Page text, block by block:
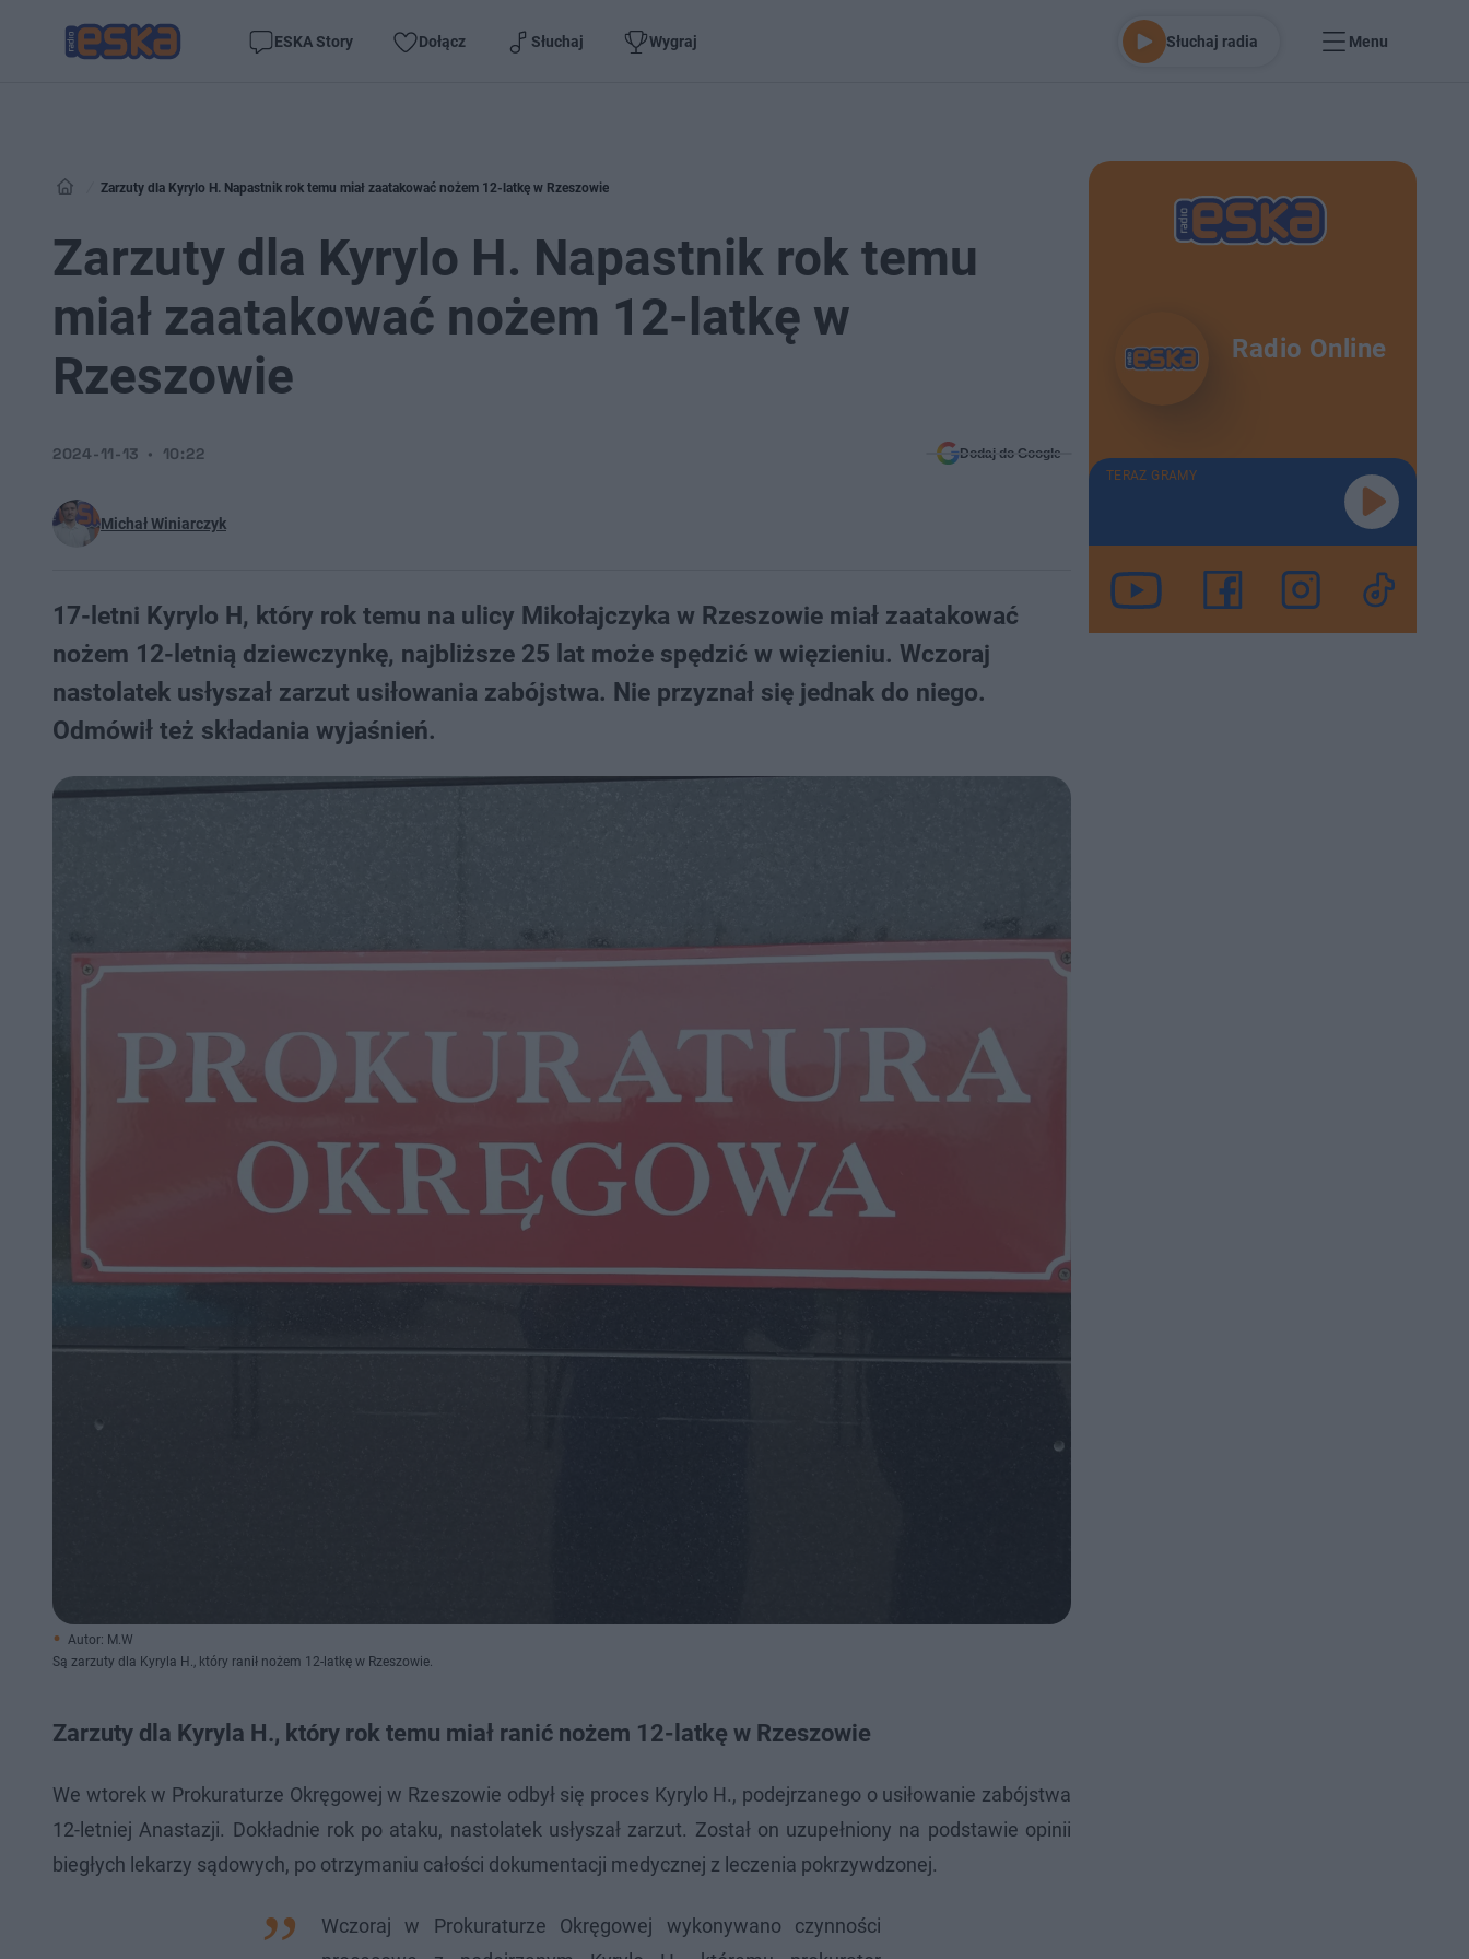
ESKA Story Dołącz Słuchaj Wygraj Słuchaj radia Menu
Zarzuty dla Kyrylo H. Napastnik rok temu miał zaatakować nożem 12-latkę w Rzeszowie
Zarzuty dla Kyrylo H. Napastnik rok temu
miał zaatakować nożem 12-latkę w
Rzeszowie
Michał Winiarczyk
2024-11-13 10:22 Dodaj do Google
17-letni Kyrylo H, który rok temu na ulicy Mikołajczyka w Rzeszowie miał zaatakować
nożem 12-letnią dziewczynkę, najbliższe 25 lat może spędzić w więzieniu. Wczoraj
nastolatek usłyszał zarzut usiłowania zabójstwa. Nie przyznał się jednak do niego.
Odmówił też składania wyjaśnień.
Autor: M.W
Są zarzuty dla Kyryla H., który ranił nożem 12-latkę w Rzeszowie.
Zarzuty dla Kyryla H., który rok temu miał ranić nożem 12-latkę w Rzeszowie
We wtorek w Prokuraturze Okręgowej w Rzeszowie odbył się proces Kyrylo H., podejrzanego o usiłowanie zabójstwa
12-letniej Anastazji. Dokładnie rok po ataku, nastolatek usłyszał zarzut. Został on uzupełniony na podstawie opinii
biegłych lekarzy sądowych, po otrzymaniu całości dokumentacji medycznej z leczenia pokrzywdzonej.
Wczoraj w Prokuraturze Okręgowej wykonywano czynności
Radio Online
TERAZ GRAMY